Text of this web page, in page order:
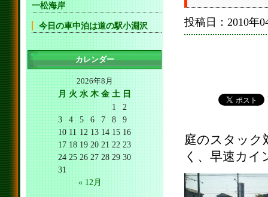
投稿日：2010年
庭のスタック
く、早速カ
一松海岸
今日の車中泊は道の駅小淵沢
カレンダー
2026年8月
月 火 水 木 金 土 日
1
2
3
4 5 6 7 8
9
10 11 12 13 14 15 16
17 18 19 20 21 22 23
24 25 26 27 28 29 30
31
« 12月